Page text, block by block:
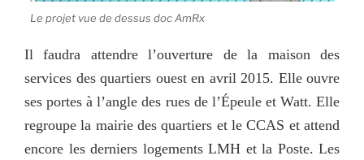
Le projet vue de dessus doc AmRx
Il faudra attendre l’ouverture de la maison des
services des quartiers ouest en avril 2015. Elle ouvre
ses portes à l’angle des rues de l’Épeule et Watt. Elle
regroupe la mairie des quartiers et le CCAS et attend
encore les derniers logements LMH et la Poste. Les